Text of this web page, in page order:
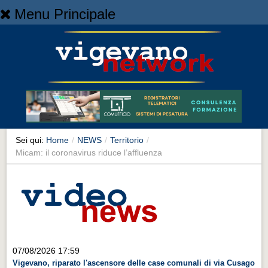
Menu Principale
NEWS
Cronaca
Cronaca
Artes et Artificia
Sport
Territorio
Sei qui: Home / NEWS / Territorio /
Micam: il coronavirus riduce l’affluenza
07/08/2026 17:59
Vigevano, riparato l'ascensore delle case comunali di via Cusago